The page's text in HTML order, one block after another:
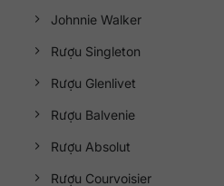
Johnnie Walker
Rượu Singleton
Rượu Glenlivet
Rượu Balvenie
Rượu Absolut
Rượu Courvoisier